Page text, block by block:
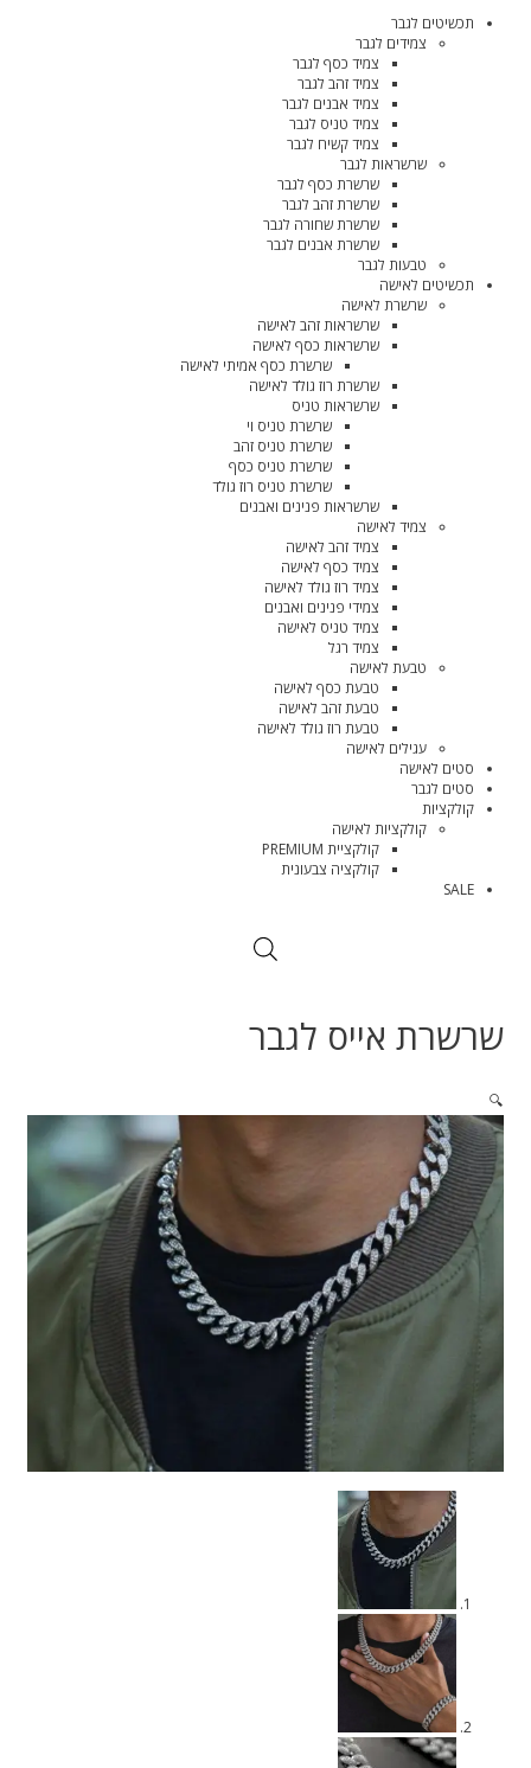
תכשיטים לגבר
צמידים לגבר
צמיד כסף לגבר
צמיד זהב לגבר
צמיד אבנים לגבר
צמיד טניס לגבר
צמיד קשיח לגבר
שרשראות לגבר
שרשרת כסף לגבר
שרשרת זהב לגבר
שרשרת שחורה לגבר
שרשרת אבנים לגבר
טבעות לגבר
תכשיטים לאישה
שרשרת לאישה
שרשראות זהב לאישה
שרשראות כסף לאישה
שרשרת כסף אמיתי לאישה
שרשרת רוז גולד לאישה
שרשראות טניס
שרשרת טניס וי
שרשרת טניס זהב
שרשרת טניס כסף
שרשרת טניס רוז גולד
שרשראות פנינים ואבנים
צמיד לאישה
צמיד זהב לאישה
צמיד כסף לאישה
צמיד רוז גולד לאישה
צמידי פנינים ואבנים
צמיד טניס לאישה
צמיד רגל
טבעת לאישה
טבעת כסף לאישה
טבעת זהב לאישה
טבעת רוז גולד לאישה
עגילים לאישה
סטים לאישה
סטים לגבר
קולקציות
קולקציות לאישה
קולקציית PREMIUM
קולקציה צבעונית
SALE
שרשרת אייס לגבר
🔍